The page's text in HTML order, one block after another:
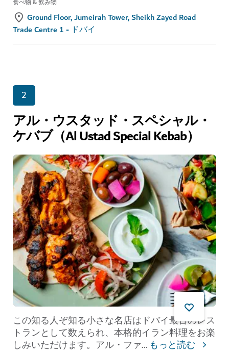
食べ物 & 飲み物
Ground Floor, Jumeirah Tower, Sheikh Zayed Road
Trade Centre 1 - ドバイ
2
アル・ウスタッド・スペシャル・
ケバブ（Al Ustad Special Kebab）
この知る人ぞ知る小さな名店はドバイ最古のレス
トランとして数えられ、本格的イラン料理をお楽
しみいただけます。アル・ファ... もっと読む